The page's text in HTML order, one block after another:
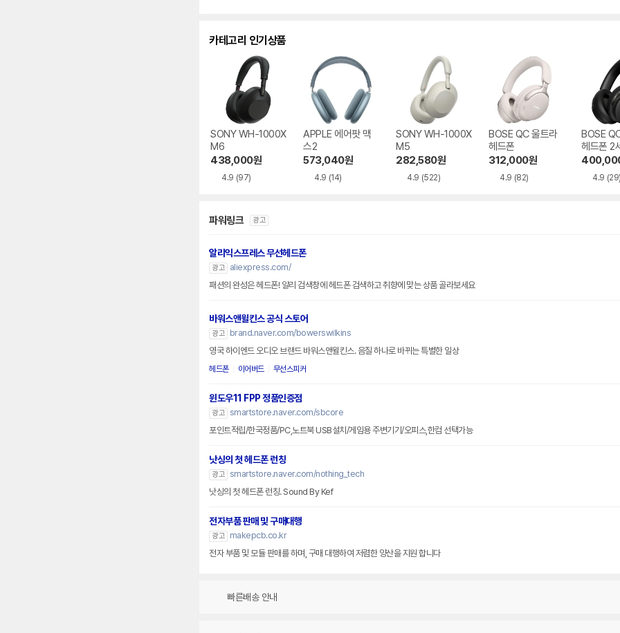
카테고리 인기상품
SONY WH-1000X
M6
438,000원
4.9 (97)
APPLE 에어팟 맥
스2
573,040원
4.9 (14)
SONY WH-1000X
M5
282,580원
4.9 (522)
BOSE QC 울트라
헤드폰
312,000원
4.9 (82)
BOSE
헤드폰 2
4.9
파워링크 광고
알리익스프레스 무선헤드폰
광고
aliexpress.com/
패션의 완성은 헤드폰! 알리 검색창에 헤드폰 검색하고 취향에 맞는 상품 골라보세요
바워스앤윌킨스 공식 스토어
광고
brand.naver.com/bowerswilkins
영국 하이엔드 오디오 브랜드 바워스앤윌킨스. 음질 하나로 바뀌는 특별한 일상
헤드폰 이어버드 무선스피커
윈도우11 FPP 정품인증점
광고 smartstore.naver.com/sbcore
포인트적립/한국정품/PC,노트북 USB설치/게임용 주변기기/오피스,한컴 선택가능
낫싱의 첫 헤드폰 런칭
광고 smartstore.naver.com/nothing_tech
낫싱의 첫 헤드폰 런칭. Sound By Kef
전자부품 판매 및 구매대행
광고
makepcb.co.kr
전자 부품 및 모듈 판매를 하며, 구매 대행하여 저렴한 양산을 지원 합니다
빠른배송 안내